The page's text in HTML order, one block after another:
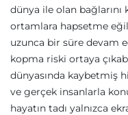
dünya ile olan
ortamlara hapsetme
uzunca bir süre devam
kopma riski ortaya
dünyasında kaybetmiş
ve gerçek insanlarla
hayatın tadı yalnızca